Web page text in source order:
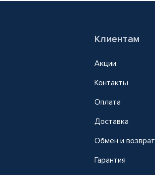
Клиентам
Акции
Контакты
Оплата
Доставка
Обмен и возврат
Гарантия